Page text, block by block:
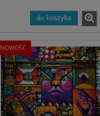
do koszyka
NOWOŚĆ